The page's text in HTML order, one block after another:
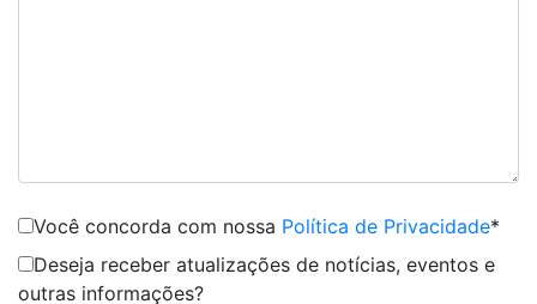
Você concorda com nossa Política de Privacidade*
Deseja receber atualizações de notícias, eventos e
outras informações?